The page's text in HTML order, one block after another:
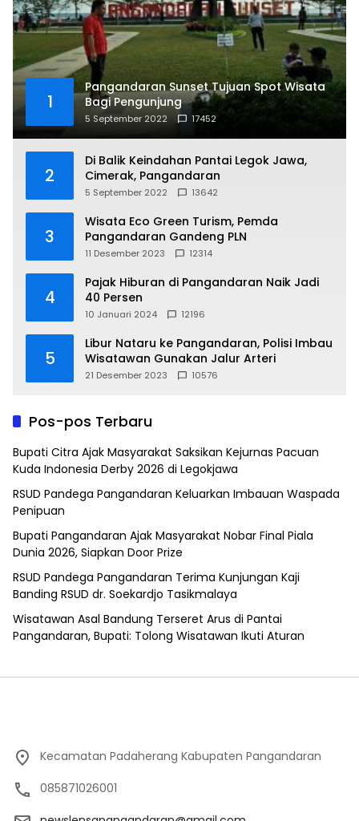
1
Pangandaran Sunset Tujuan Spot Wisata
Bagi Pengunjung
5 September 2022 17452
2
Di Balik Keindahan Pantai Legok Jawa,
Cimerak, Pangandaran
5 September 2022 13642
3
Wisata Eco Green Turism, Pemda
Pangandaran Gandeng PLN
11 Desember 2023 12314
4
Pajak Hiburan di Pangandaran Naik Jadi
40 Persen
10 Januari 2024 12196
5
Libur Nataru ke Pangandaran, Polisi Imbau
Wisatawan Gunakan Jalur Arteri
21 Desember 2023 10576
Pos-pos Terbaru
Bupati Citra Ajak Masyarakat Saksikan Kejurnas Pacuan
Kuda Indonesia Derby 2026 di Legokjawa
RSUD Pandega Pangandaran Keluarkan Imbauan Waspada
Penipuan
Bupati Pangandaran Ajak Masyarakat Nobar Final Piala
Dunia 2026, Siapkan Door Prize
RSUD Pandega Pangandaran Terima Kunjungan Kaji
Banding RSUD dr. Soekardjo Tasikmalaya
Wisatawan Asal Bandung Terseret Arus di Pantai
Pangandaran, Bupati: Tolong Wisatawan Ikuti Aturan
Kecamatan Padaherang Kabupaten Pangandaran
085871026001